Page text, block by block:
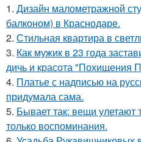
1. Дизайн малометражной
балконом) в Краснодаре.
2. Стильная квартира в
3. Как мужик в 23 года
дичь и красота "Похищения
4. Платье с надписью на
придумала сама.
5. Бывает так: вещи улетают
только воспоминания.